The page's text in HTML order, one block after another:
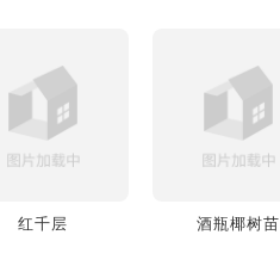
红千层 酒瓶椰树苗